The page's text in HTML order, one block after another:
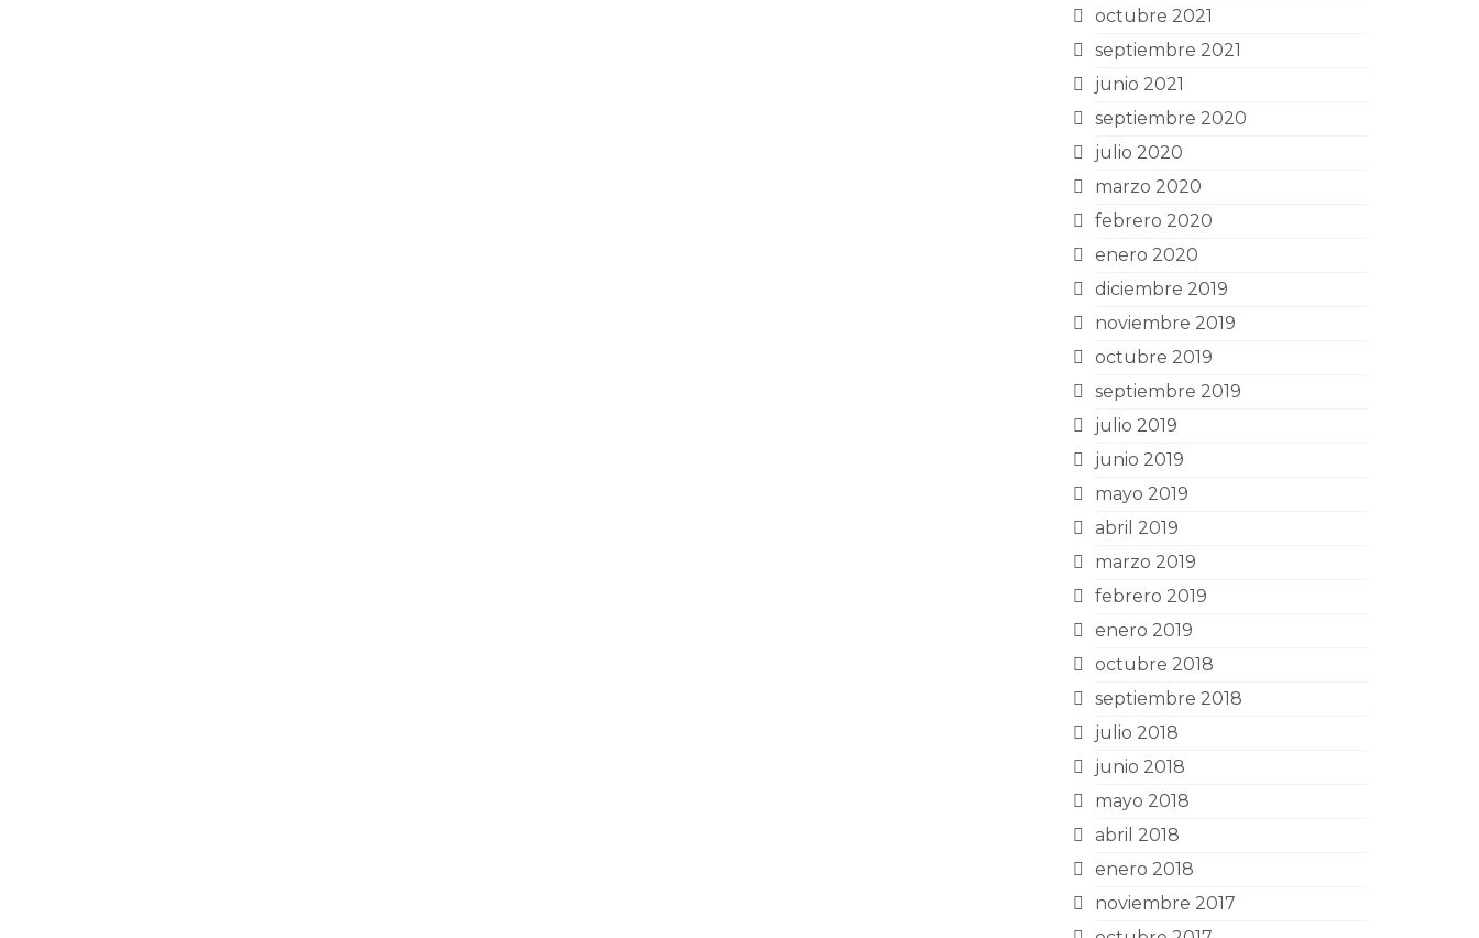
octubre 2021
septiembre 2021
junio 2021
septiembre 2020
julio 2020
marzo 2020
febrero 2020
enero 2020
diciembre 2019
noviembre 2019
octubre 2019
septiembre 2019
julio 2019
junio 2019
mayo 2019
abril 2019
marzo 2019
febrero 2019
enero 2019
octubre 2018
septiembre 2018
julio 2018
junio 2018
mayo 2018
abril 2018
enero 2018
noviembre 2017